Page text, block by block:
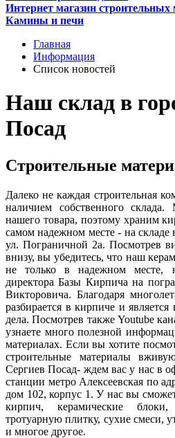
Интернет магазин строительных
Камины и печи
Главная
Информация
Список новостей
Наш склад в
Посад
Строительные
Далеко не каждая строительная
наличием собственного
нашего товара, поэтому храним
самом надежном месте - на складе
ул. Пограничной 2а. Посмотрев
внизу, вы убедитесь, что наш
не только в надежном
директора Базы Кирпича на
Викторовича. Благодаря
разбирается в кирпиче и
дела. Посмотрев также Youtube
узнаете много полезной
материалах. Если вы хотите
строительные материалы
Сергиев Посад- ждем вас у нас в
станции метро Алексеевская по
дом 102, корпус 1. У нас вы
кирпич, керамические блоки,
тротуарную плитку, сухие смеси,
и многое другое.